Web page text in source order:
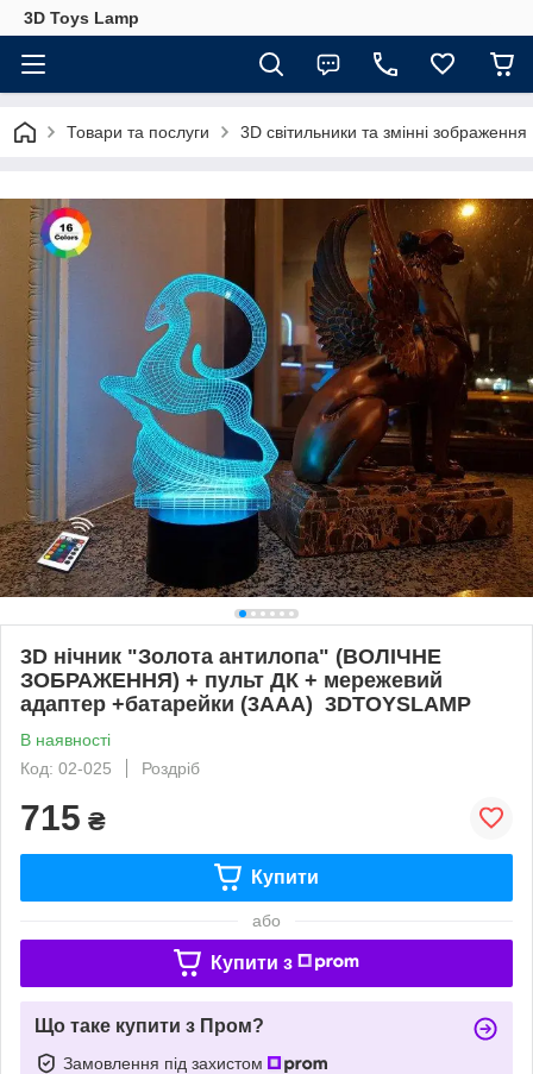
3D Toys Lamp
Товари та послуги 3D світильники та змінні зображення
3D нічник "Золота антилопа" (ВОЛІЧНЕ
ЗОБРАЖЕННЯ) + пульт ДК + мережевий
адаптер +батарейки (3ААА) 3DTOYSLAMP
В наявності
Код: 02-025
Роздріб
715 ₴
Купити
або
Купити з
Що таке купити з Пром?
Замовлення під захистом